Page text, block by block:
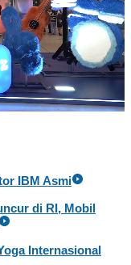
IBM Asmi
di RI, Mobil
Internasional